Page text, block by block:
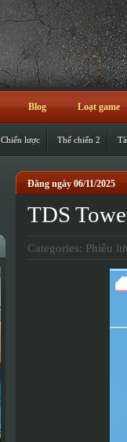
Blog Loạt game
Chiến lược Thế chiến 2
Đăng ngày 06/11/2025
TDS
Categories: Phiêu